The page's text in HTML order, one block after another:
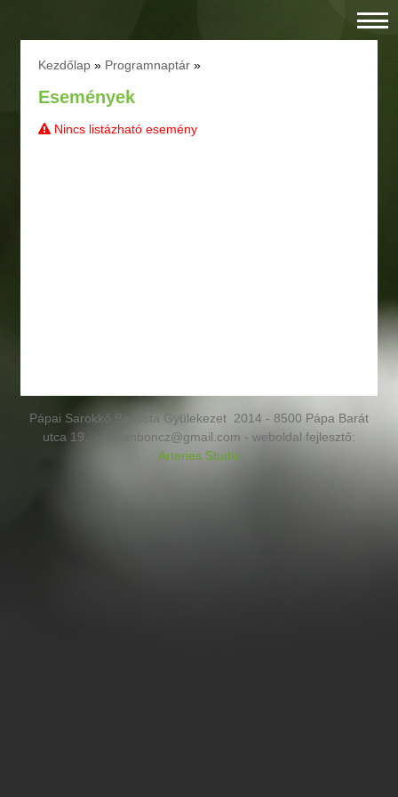
Kezdőlap » Programnaptár »
Események
Nincs listázható esemény
Pápai Sarokkő Baptista Gyülekezet 2014 - 8500 Pápa Barát
utca 19. - zoltanboncz@gmail.com - weboldal fejlesztő:
Arteries Studio